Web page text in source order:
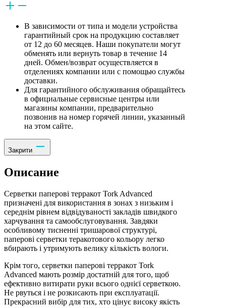
В зависимости от типа и модели устройства
гарантийный срок на продукцию составляет
от 12 до 60 месяцев. Наши покупатели могут
обменять или вернуть товар в течение 14
дней. Обмен/возврат осуществляется в
отделениях компании или с помощью службы
доставки.
Для гарантийного обслуживания обращайтесь
в официальные сервисные центры или
магазины компании, предварительно
позвонив на номер горячей линии, указанный
на этом сайте.
Закрити
Описание
Серветки паперові терракот Tork Advanced
призначені для використання в зонах з низьким і
середнім рівнем відвідуваності закладів швидкого
харчування та самообслуговування. Завдяки
особливому тисненні тришарової структурі,
паперові серветки теракотового кольору легко
вбирають і утримують велику кількість вологи.
Крім того, серветки паперові терракот Tork
Advanced мають розмір достатній для того, щоб
ефективно витирати руки всього однієї серветкою.
Не рвуться і не розкисають при експлуатації.
Прекрасний вибір для тих, хто цінує високу якість